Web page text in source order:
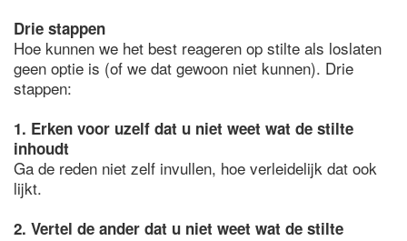
Drie stappen
Hoe kunnen we het best reageren op stilte als loslaten
geen optie is (of we dat gewoon niet kunnen). Drie
stappen:
1. Erken voor uzelf dat u niet weet wat de stilte
inhoudt
Ga de reden niet zelf invullen, hoe verleidelijk dat ook
lijkt.
2. Vertel de ander dat u niet weet wat de stilte